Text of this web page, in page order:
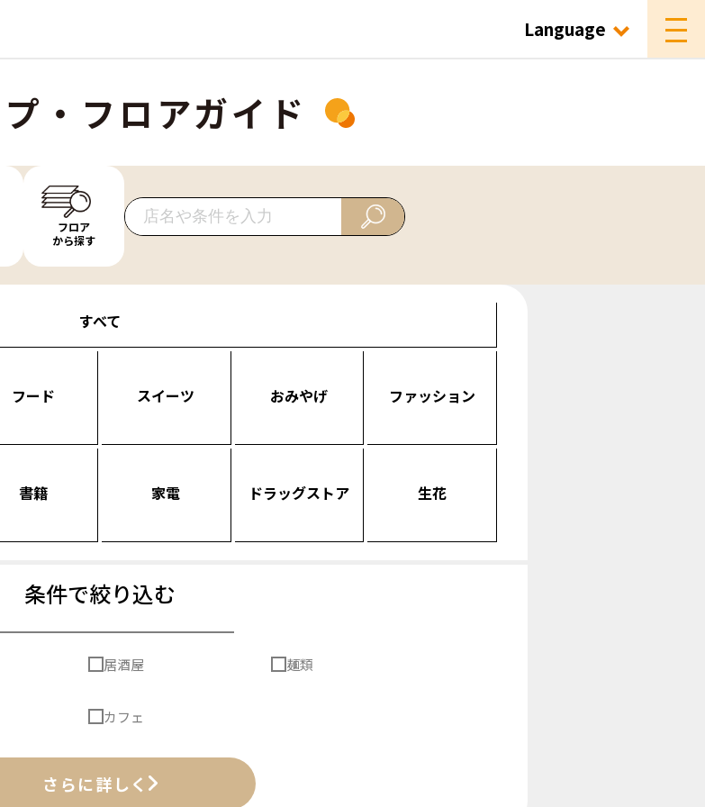
Language
・フロアガイド
フロア
から探す
すべて
フード スイーツ おみやげ ファッション
書籍 家電 ドラッグストア 生花
条件で絞り込む
居酒屋 麺類
カフェ
さらに詳しく